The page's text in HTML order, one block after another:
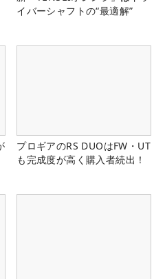
イバーシャフトの“最適解”
プロギアのRS DUOはFW・UT
も完成度が高く購入者続出！